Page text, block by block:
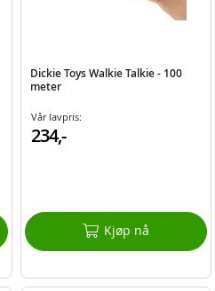
Dickie Toys Walkie Talkie - 100
meter
Vår lavpris:
234,-
Kjøp nå